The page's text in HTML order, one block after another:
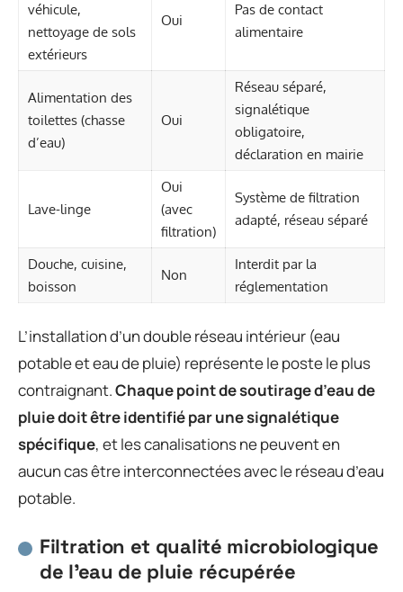
véhicule,
nettoyage de sols
extérieurs
Oui
Pas de contact
alimentaire
Alimentation des
toilettes (chasse
d’eau)
Oui
Réseau séparé,
signalétique
obligatoire,
déclaration en mairie
Lave-linge
Oui
(avec
filtration)
Système de filtration
adapté, réseau séparé
Douche, cuisine,
boisson
Non
Interdit par la
réglementation
L’installation d’un double réseau intérieur (eau
potable et eau de pluie) représente le poste le plus
contraignant.Chaque point de soutirage d’eau de
pluie doit être identifié par une signalétique
spécifique, et les canalisations ne peuvent en
aucun cas être interconnectées avec le réseau d’eau
potable.
Filtration et qualité microbiologique
de l’eau de pluie récupérée